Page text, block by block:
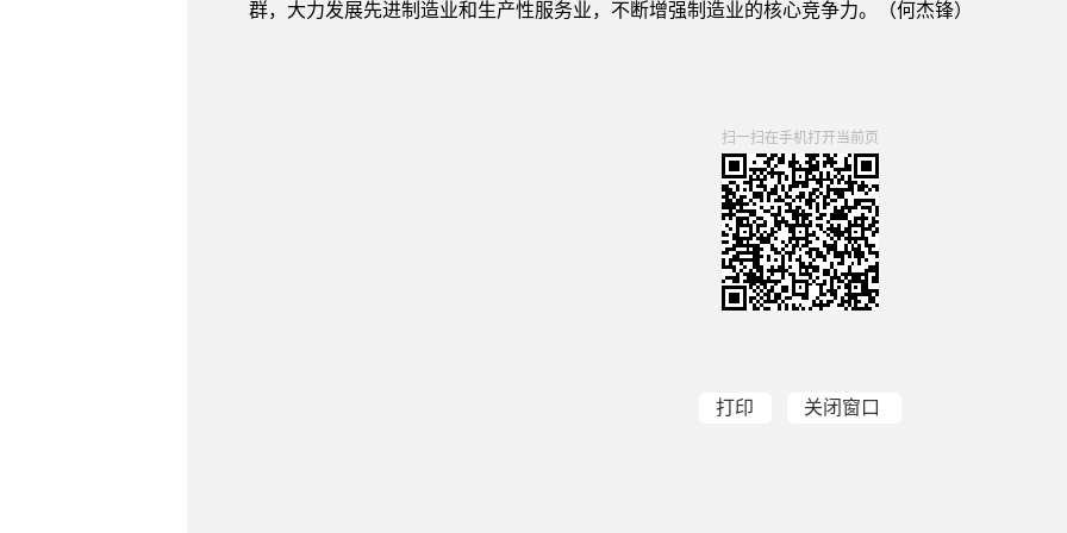
群，大力发展先进制造业和生产性服务业，不断增强制造业的核心竞争力。（何杰锋）
扫一扫在手机打开当前页
打印 关闭窗口